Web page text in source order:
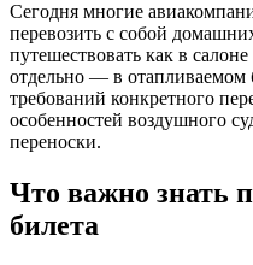
Сегодня многие
перевозить с собой
путешествовать как в
отдельно — в отапливаемом
требований конкретного
особенностей воздушного
переноски.
Что важно знать
билета